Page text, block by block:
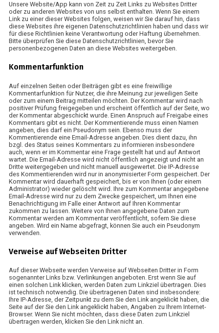
Unsere Website/App kann von Zeit zu Zeit Links zu Websites Dritter
oder zu anderen Websites von uns selbst enthalten. Wenn Sie einem
Link zu einer dieser Websites folgen, weisen wir Sie darauf hin, dass
diese Websites ihre eigenen Datenschutzrichtlinien haben und dass wir
für diese Richtlinien keine Verantwortung oder Haftung übernehmen.
Bitte überprüfen Sie diese Datenschutzrichtlinien, bevor Sie
personenbezogenen Daten an diese Websites weitergeben.
Kommentarfunktion
Auf einzelnen Seiten oder Beiträgen gibt es eine freiwillige
Kommentarfunktion für Nutzer, die ihre Meinung zur jeweiligen Seite
oder zum einem Beitrag mitteilen möchten. Der Kommentar wird nach
positiver Prüfung freigegeben und erscheint öffentlich auf der Seite, wo
der Kommentar abgeschickt wurde. Einen Anspruch auf Freigabe eines
Kommentars gibt es nicht. Der Kommentierende muss einen Namen
angeben, dies darf ein Pseudonym sein. Ebenso muss der
Kommentierende eine Email-Adresse angeben. Dies dient dazu, ihn
bzgl. des Status seines Kommentars zu informieren insbesondere
auch, wenn er im Kommentar eine Frage gestellt hat und auf Antwort
wartet. Die Email-Adresse wird nicht öffentlich angezeigt und nicht an
Dritte weitergegeben und nicht manuell ausgewertet. Die IP-Adresse
des Kommentierenden wird nur in anonymisierter Form gespeichert. Der
Kommentar wird dauerhaft gespeichert, bis er von Ihnen (oder einem
Administrator) wieder gelöscht wird. Ihre zum Kommentar angegebene
Email-Adresse wird nur zu dem Zwecke gespeichert, um Ihnen eine
Benachrichtigung im Falle einer Antwort auf Ihren Kommentar
zukommen zu lassen. Weitere von Ihnen angegebene Daten zum
Kommentar werden am Kommentar veröffentlicht, sofern Sie diese
angeben. Wird ein Name abgefragt, können Sie auch ein Pseudonym
verwenden.
Verweise auf Webseiten Dritter
Auf dieser Webseite werden Verweise auf Webseiten Dritter in Form
sogenannter Links bzw. Verlinkungen angeboten. Erst wenn Sie auf
einen solchen Link klicken, werden Daten zum Linkziel übertragen. Dies
ist technisch notwendig. Die übertragenen Daten sind insbesondere:
Ihre IP-Adresse, der Zeitpunkt zu dem Sie den Link angeklickt haben, die
Seite auf der Sie den Link angeklickt haben, Angaben zu Ihrem Internet-
Browser. Wenn Sie nicht möchten, dass diese Daten zum Linkziel
übertragen werden, klicken Sie den Link nicht an.